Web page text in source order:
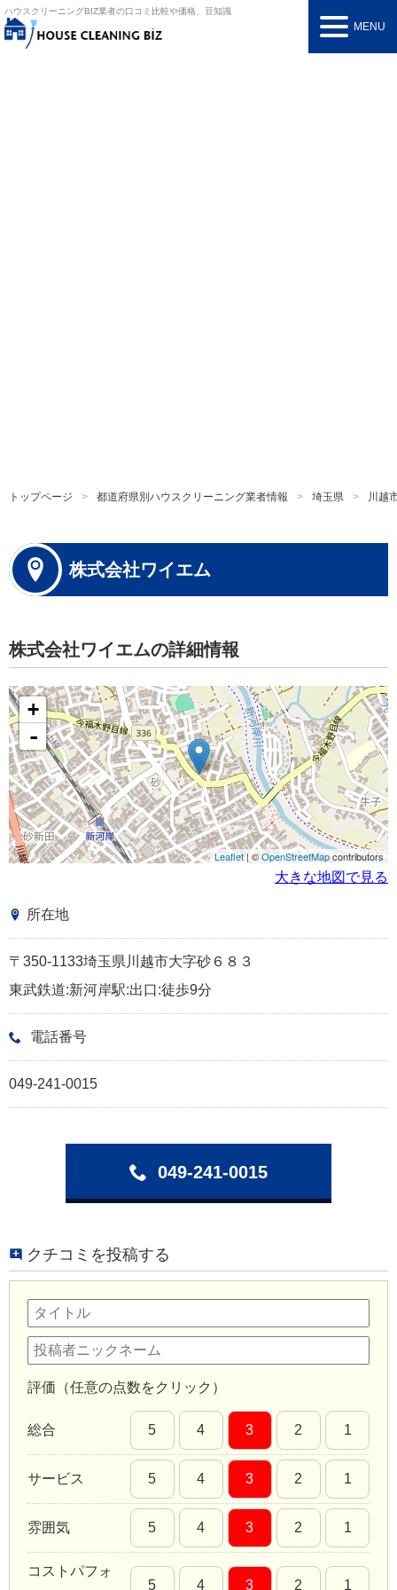
ハウスクリーニングBIZ業者の口コミ比較や価格、豆知識
MENU
トップページ 都道府県別ハウスクリーニング業者情報 埼玉県 川越
株式会社ワイエム
株式会社ワイエムの詳細情報
+
-
Leaflet| ©OpenStreetMapcontributors
大きな地図で見る
所在地
〒350-1133埼玉県川越市大字砂６８３
東武鉄道:新河岸駅:出口:徒歩9分
電話番号
049-241-0015
049-241-0015
クチコミを投稿する
評価（任意の点数をクリック）
総合 5 4 3 2 1
サービス 5 4 3 2 1
雰囲気 5 4 3 2 1
コストパフォ
5
4 3 2 1